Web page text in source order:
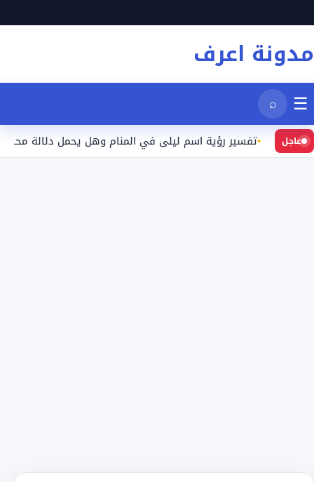
إلى
المحتوى
مدونة اعرف
☰
⌕
عاجلتفسير رؤية اسم ليلى في المنام وهل يحمل دلالة محددة؟